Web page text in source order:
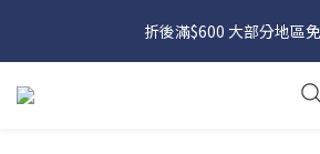
日本接近假期，貨源較不穩定；如想在 8
貨，請務必於 8 月 10 日
折後滿$600 大部分地區
日本接近假期，貨源較不穩定；如想在 8
貨，請務必於 8 月 10 日